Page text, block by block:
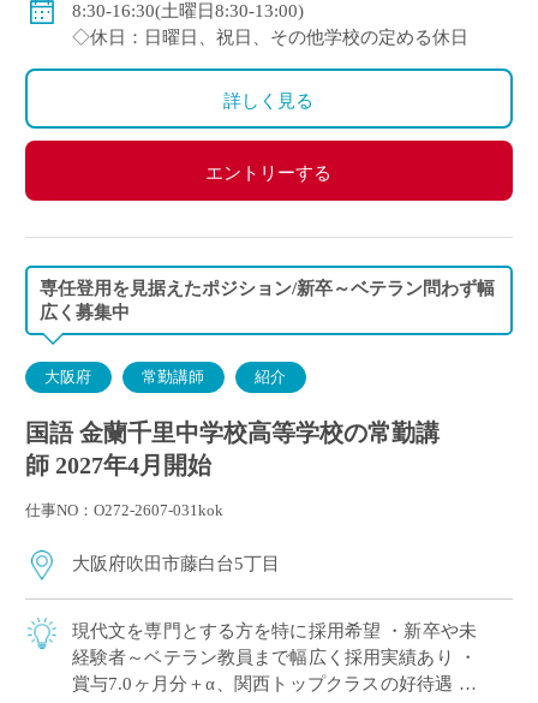
※上記以外に補習手当、特殊業務手当、通勤手当、入
試手当、クラブ活動手当を支給
◇保険：私学共済、雇用保険、労災保険
8:30-16:30(土曜日8:30-13:00)
◇休日：日曜日、祝日、その他学校の定める休日
詳しく見る
エントリーする
専任登用を見据えたポジション/新卒～ベテラン問わず幅
広く募集中
大阪府 常勤講師 紹介
国語 金蘭千里中学校高等学校の常勤講
師 2027年4月開始
仕事NO：O272-2607-031kok
大阪府吹田市藤白台5丁目
現代文を専門とする方を特に採用希望 ・新卒や未
経験者～ベテラン教員まで幅広く採用実績あり ・
賞与7.0ヶ月分＋α、関西トップクラスの好待遇 ・